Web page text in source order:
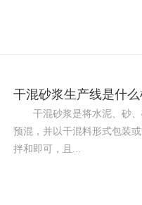
干混砂浆生产线是什么
干混砂浆是将水泥、砂、
预混，并以干混料形式包装
拌和即可，且...